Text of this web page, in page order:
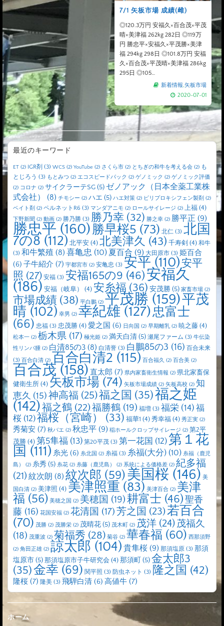
7/1 矢板市場 成績(雌)
◎120.3万円 安福久×百合茂×平茂
晴×美津福 262kg 282日 ◎119万
円 勝忠平×安福久×平茂勝×美津
福 294kg 298日 ◎101.8万円 安福
久×百合茂×平茂晴×美津福 286kg
295日 ◎105…
新着情報,矢板市場
2020-07-01
最近のキーワード
ET (2) IGR剤 (3) WCS (2) YouTube (2) さくら市 (2) とちぎの和牛を考える会 (2) も
とじろう (3) もとみつ (2) エコスピードパック (2) ゲノミック (2) ゲノミック評価
(2) コロナ (2) サイクラーテSG(5) ゼノアック（日本全薬工業株
式会社）
(8) チモシー (2) ハエ (5) ハエ対策 (2) ピリプロキシフェン製剤 (2)
ベイト剤 (2) ペルネットR6 (3) マンダアニモ (2) ロールサイレージ (2) 上福 (4)
下野新聞 (2) 動画 (2) 勝乃勝 (3) 勝乃幸 (32) 勝之幸 (2) 勝平正 (9)
勝忠平 (160)勝早桜5 (73) 北仁 (3) 北国
7の8 (112) 北平安 (4) 北美津久 (43) 千寿剣 (4) 和牛
(3) 和牛繁殖 (8) 喜亀忠 (10) 夏百合 (9) 大田原市 (3) 姫百合
(6) 子牛紹介 (7) 宇都宮市 (2) 安亀忠 (3) 安平 (110)安平
照 (27) 安福 (3) 安福165の9 (46)安福久
(186) 安福（岐阜） (4) 安糸福 (36) 安茂勝 (5) 家畜市場 (2)
市場成績 (38) 平白鵬 (2) 平茂勝 (159)平茂
晴 (102) 幸男 (2) 幸紀雄 (127)忠富士
(66) 忠福 (3) 忠茂勝 (4) 愛之国 (6) 日向国 (2) 早期離乳 (2) 暁之藤 (4)
松本一 (2) 栃木県 (17) 極光姫 (2) 満天白清(5) 瀬尾ファーム (3) 牛伝染
性リンパ腫 (2) 白清85の3 (8) 白清誉 (3) 白鵬85の3 (16) 百合未来
(3) 百合白清 (2) 百合白清2 (115) 百合福久 (2) 百合美 (2)
百合茂 (158) 直太郎 (7) 県内家畜衛生情報 (2) 県北家畜保
健衛生所 (4) 矢板市場 (74) 矢板市場成績 (2) 矢板高校 (2) 知
恵久 (15) 神高福 (25)福之国 (35)福之姫
(142)福之鶴 (22)福勝鶴 (19) 福増 (3) 福栄 (14) 福
桜 (12)福桜（宮崎） (33) 福華1 (4) 秀幸福 (4) 秀正実 (2)
秀菊安 (7) 秋バエ (2) 秋忠平 (9) 稲ホールクロップサイレージ (2) 第2平
茂勝 (4) 第5隼福 (13) 第20平茂 (3) 第一花国 (12) 第１花
国 (111) 糸光 (6) 糸北国 (2) 糸福 (3) 糸福(大分) (10) 糸福（鹿児
島）
(2) 糸秀 (5) 糸花 (2) 糸藤（鹿児島） (2) 系統による価格差 (2) 紀多福
(21) 紋次朗 (8) 紋次郎 (59)美国桜 (146) 美
国白清 (2) 美津照 (4) 美津照重 (83) 美津百合 (2) 美津
福 (56) 美穂之国 (2) 美穂国 (19)耕富士 (46)聖香
藤 (16) 花国安福 (2) 花清国 (17)芳之国 (23)若百合
(70) 茂勝 (2) 茂勝栄 (2) 茂晴花(5) 茂木町 (2) 茂洋 (24)茂福久
(18) 茂重波 (2) 菊福秀 (28) 菊谷 (2) 華春福 (60) 西那須野
(2) 角田正雄 (2) 諒太郎 (104) 貴隼桜 (9) 那須塩原 (3) 那須
塩原市(5) 那須塩原市子牛研究会 (4) 那須町 (5)金太郎3
(35)金幸 (69) 関平照 (3) 防虫ネット (3) 隆之国 (42)
隆桜 (7) 隆美 (3) 飛騨白清 (6) 高値牛 (7)
ホーム